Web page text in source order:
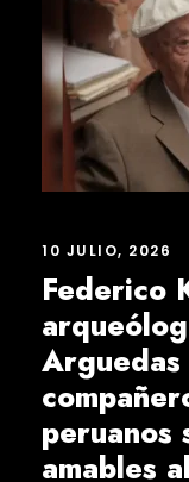
10 JULIO, 2026
Federico
peruanos
amables